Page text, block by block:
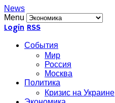
News
Menu
Login RSS
События
Мир
Россия
Москва
Политика
Кризис на Украине